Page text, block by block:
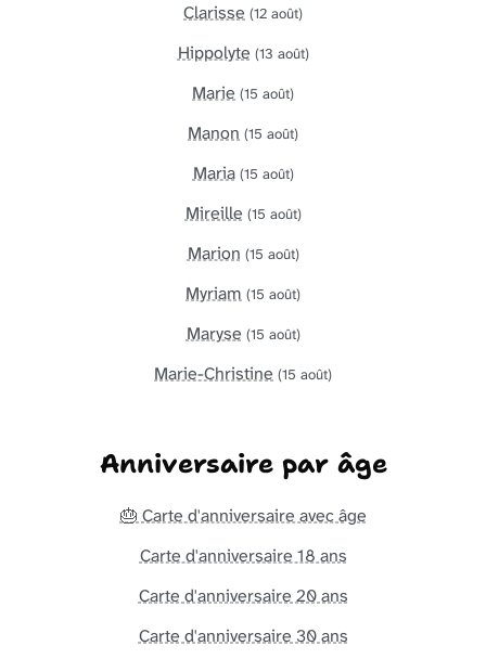
Clarisse (12 août)
Hippolyte (13 août)
Marie (15 août)
Manon (15 août)
Maria (15 août)
Mireille (15 août)
Marion (15 août)
Myriam (15 août)
Maryse (15 août)
Marie-Christine (15 août)
Anniversaire par âge
🎂 Carte d'anniversaire avec âge
Carte d'anniversaire 18 ans
Carte d'anniversaire 20 ans
Carte d'anniversaire 30 ans